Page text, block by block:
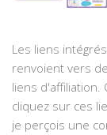
Les liens
renvoient vers
liens d'affiliation.
cliquez sur ces
je perçois une